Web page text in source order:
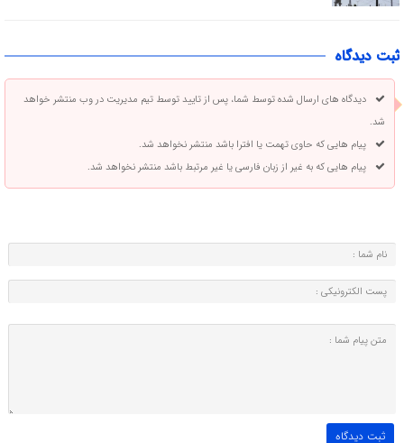
ثبت دیدگاه
دیدگاه های ارسال شده توسط شما، پس از تایید توسط تیم مدیریت در وب منتشر خواهد
شد.
پیام هایی که حاوی تهمت یا افترا باشد منتشر نخواهد شد.
پیام هایی که به غیر از زبان فارسی یا غیر مرتبط باشد منتشر نخواهد شد.